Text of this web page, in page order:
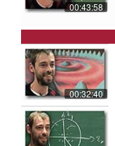
00:43:58
00:32:40